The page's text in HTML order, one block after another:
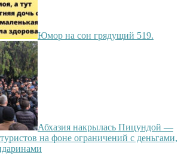
Юмор на сон грядущий 519.
Абхазия накрылась Пицундой —
туристов на фоне ограничений с деньгами,